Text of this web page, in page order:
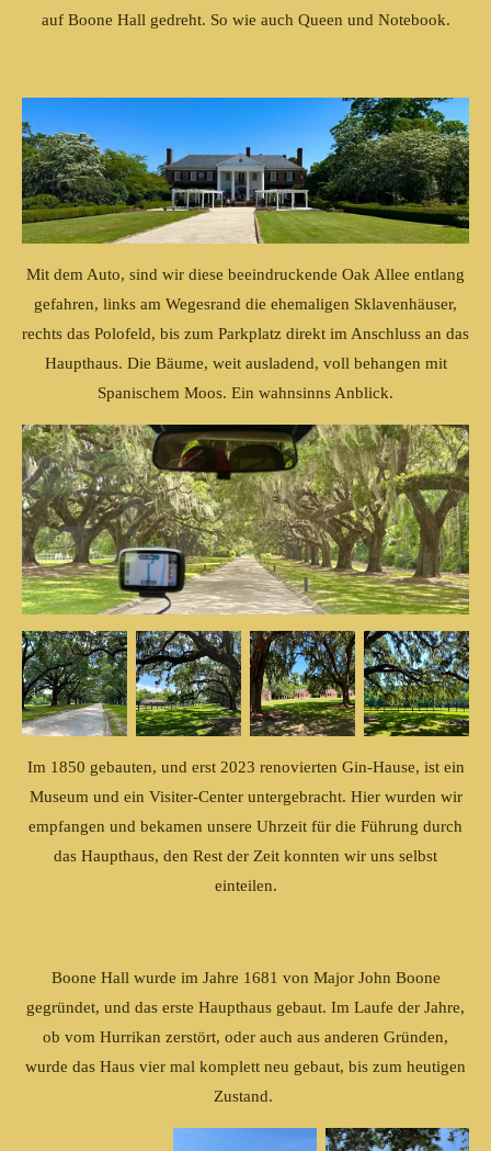
auf Boone Hall gedreht. So wie auch Queen und Notebook.
Mit dem Auto, sind wir diese beeindruckende Oak Allee entlang
gefahren, links am Wegesrand die ehemaligen Sklavenhäuser,
rechts das Polofeld, bis zum Parkplatz direkt im Anschluss an das
Haupthaus. Die Bäume, weit ausladend, voll behangen mit
Spanischem Moos. Ein wahnsinns Anblick.
Im 1850 gebauten, und erst 2023 renovierten Gin-Hause, ist ein
Museum und ein Visiter-Center untergebracht. Hier wurden wir
empfangen und bekamen unsere Uhrzeit für die Führung durch
das Haupthaus, den Rest der Zeit konnten wir uns selbst
einteilen.
Boone Hall wurde im Jahre 1681 von Major John Boone
gegründet, und das erste Haupthaus gebaut. Im Laufe der Jahre,
ob vom Hurrikan zerstört, oder auch aus anderen Gründen,
wurde das Haus vier mal komplett neu gebaut, bis zum heutigen
Zustand.